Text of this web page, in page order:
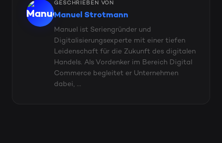
GESCHRIEBEN VON
Manuel Strotmann
Manuel ist Seriengründer und
Digitalisierungsexperte mit einer tiefen
Leidenschaft für die Zukunft des digitalen
Handels. Als Vordenker im Bereich Digital
Commerce begleitet er Unternehmen
dabei, ...